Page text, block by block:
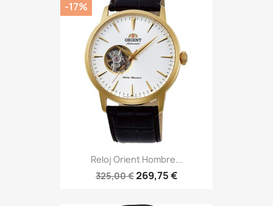
Reloj Orient Hombre...
325,00 €269,75 €
-17%